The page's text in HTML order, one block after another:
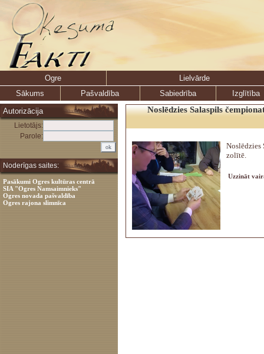
Ogre
Lielvārde
Sākums
Pašvaldība Sabiedrība
Izglītība
Autorizācija
Lietotājs:
Parole:
Noderīgas saites:
Pasākumi Ogres kultūras centrā
SIA "Ogres Namsaimnieks"
Ogres novada pašvaldība
Ogres rajona slimnīca
Noslēdzies Salaspils
Noslēdzies
zolītē.
Uzzināt